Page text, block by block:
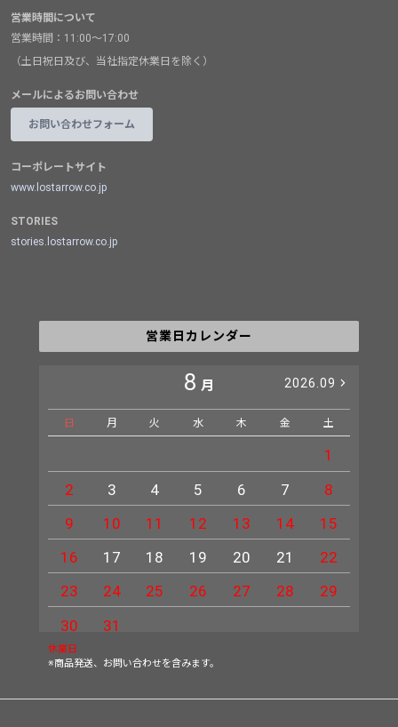
営業時間について
営業時間：11:00～17:00
（土日祝日及び、当社指定休業日を除く）
メールによるお問い合わせ
お問い合わせフォーム
コーポレートサイト
www.lostarrow.co.jp
STORIES
stories.lostarrow.co.jp
営業日カレンダー
8 月 2026.09
日 月 火 水 木 金 土
1
2
3 4 5 6 7
8
9
10 11 12 13 14
15
16
17 18 19 20 21
22
23
24 25 26 27 28
29
30
31
休業日
※商品発送、お問い合わせを含みます。